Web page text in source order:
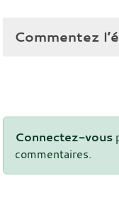
Commentez
Connectez-vous
commentaires.